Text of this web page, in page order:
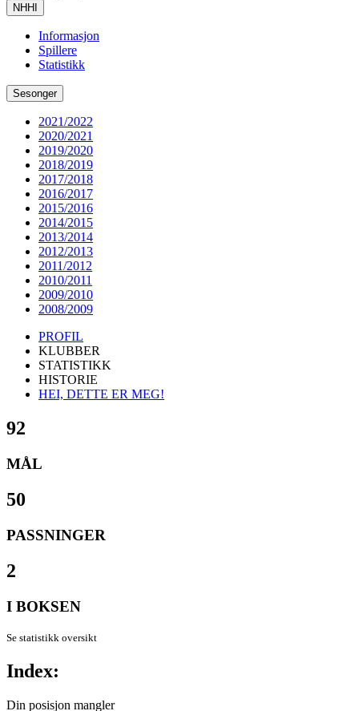
NHHI
Informasjon
Spillere
Statistikk
Sesonger
2021/2022
2020/2021
2019/2020
2018/2019
2017/2018
2016/2017
2015/2016
2014/2015
2013/2014
2012/2013
2011/2012
2010/2011
2009/2010
2008/2009
PROFIL
KLUBBER
STATISTIKK
HISTORIE
HEI, DETTE ER MEG!
92
MÅL
50
PASSNINGER
2
I BOKSEN
Se statistikk oversikt
Index:
Din posisjon mangler